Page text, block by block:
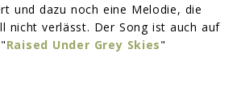
und dazu noch eine Melodie, die
nicht verlässt. Der Song ist auch auf
Raised Under Grey Skies"